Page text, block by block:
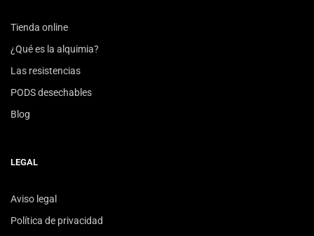
Tienda online
¿Qué es la alquimia?
Las resistencias
PODS desechables
Blog
LEGAL
Aviso legal
Política de privacidad